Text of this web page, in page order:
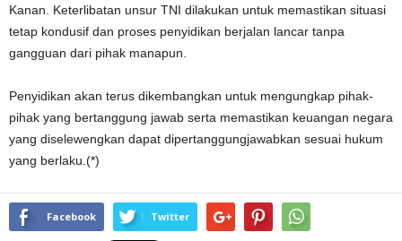
Kanan. Keterlibatan unsur TNI dilakukan untuk memastikan situasi
tetap kondusif dan proses penyidikan berjalan lancar tanpa
gangguan dari pihak manapun.
Penyidikan akan terus dikembangkan untuk mengungkap pihak-
pihak yang bertanggung jawab serta memastikan keuangan negara
yang diselewengkan dapat dipertanggungjawabkan sesuai hukum
yang berlaku.(*)
Facebook Twitter